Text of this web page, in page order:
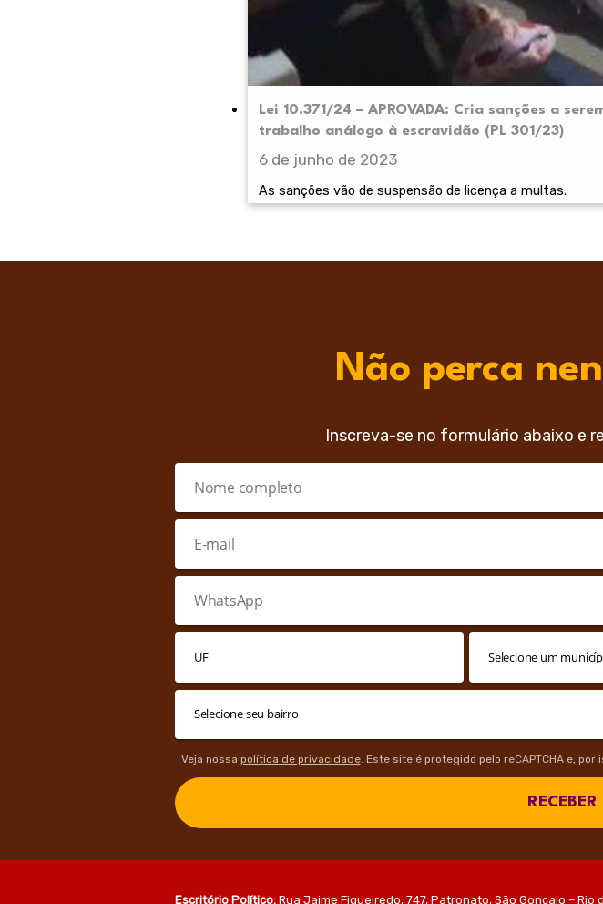
Lei 10.371/24 – APROVADA: Cria sanções a
trabalho análogo à escravidão (PL 301/23)
6 de junho de 2023
As sanções vão de suspensão de licença a multas.
Não perca
Inscreva-se no formulário abaixo e
Veja nossa política de privacidade. Este site é protegido pelo reCAPTCHA e, por
Escritório Político: Rua Jaime Figueiredo, 747, Patronato, São Gonçalo – Rio